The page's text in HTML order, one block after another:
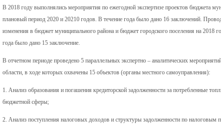
В 2018 году выполнялись мероприятия по ежегодной экспертизе проектов бюджета
плановый период 2020 и 20210 годов. В течение года было дано 16 заключений.
изменения в бюджет муниципального района и бюджет городского поселения на 2018
года было дано 15 заключение.
В отчетном периоде проведено 5 параллельных экспертно – аналитических
области, в ходе которых охвачены 15 объектов (органы местного самоуправления):
1. Анализ образования и погашения кредиторской задолженности за потребленные
бюджетной сферы;
2. Анализ поступления налоговых доходов и структуры задолженности по налоговым